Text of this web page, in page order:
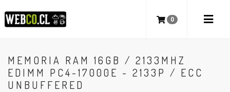
0
MEMORIA RAM 16GB / 2133MHZ
EDIMM PC4-17000E - 2133P / ECC
UNBUFFERED